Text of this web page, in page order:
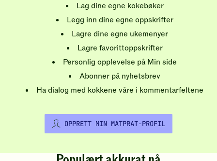
Lag dine egne kokebøker
Legg inn dine egne oppskrifter
Lagre dine egne ukemenyer
Lagre favorittoppskrifter
Personlig opplevelse på Min side
Abonner på nyhetsbrev
Ha dialog med kokkene våre i kommentarfeltene
OPPRETT MIN MATPRAT-PROFIL